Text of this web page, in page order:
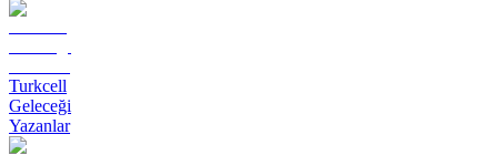
Turkcell
Geleceği
Yazanlar